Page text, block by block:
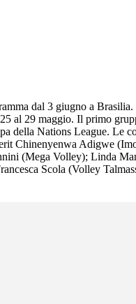
dal 3 giugno a
al 29 maggio. Il primo
della Nations League. Le
Chinenyenwa Adigwe
(Mega Volley); Linda
Scola (Volley